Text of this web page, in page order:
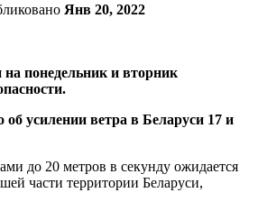
Янв 20, 2022
понедельник и вторник
до 20 метров в секунду ожидается
части территории Беларуси,